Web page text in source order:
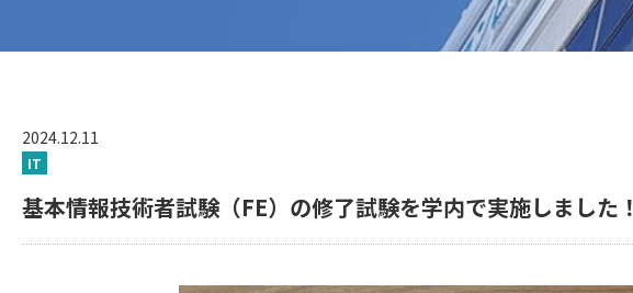
2024.12.11
IT
基本情報技術者試験（FE）の修了試験を学内で実施しました！